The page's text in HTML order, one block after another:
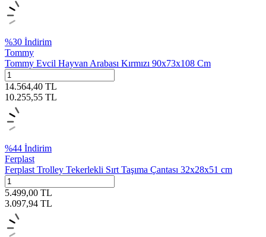
%30 İndirim
Tommy
Tommy Evcil Hayvan Arabası Kırmızı 90x73x108 Cm
14.564,40 TL
10.255,55 TL
%44 İndirim
Ferplast
Ferplast Trolley Tekerlekli Sırt Taşıma Çantası 32x28x51 cm
5.499,00 TL
3.097,94 TL